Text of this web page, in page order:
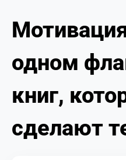
ГЛАВНАЯ
ФТУ
НОВОСТИ
ДОКУМЕНТЫ
одном
книг,
сделают